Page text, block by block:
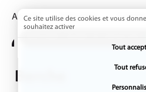
Accueil Annuaires
Berche
Ce site utilise des cookies et vous
souhaitez activer
Tout
Tout